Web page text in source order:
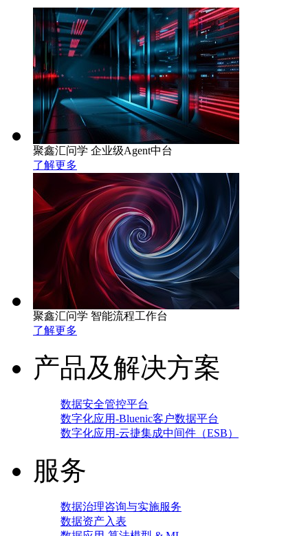
聚鑫汇问学 企业级Agent中台
了解更多
聚鑫汇问学 智能流程工作台
了解更多
产品及解决方案
数据安全管控平台
数字化应用-Bluenic客户数据平台
数字化应用-云捷集成中间件（ESB）
服务
数据治理咨询与实施服务
数据资产入表